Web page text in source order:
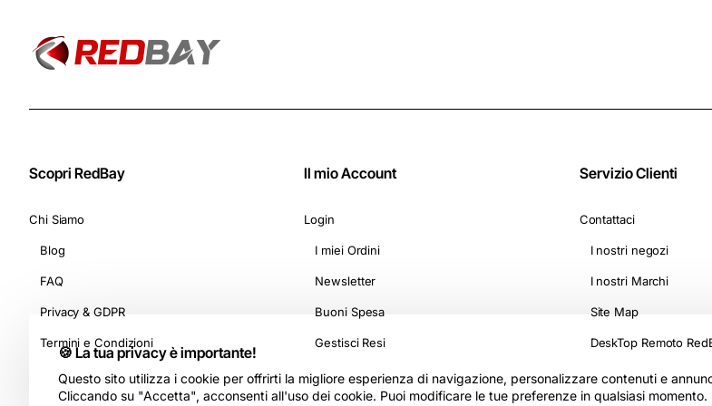
🍪 La tua privacy è importante!
Questo sito utilizza i cookie per offrirti la migliore esperienza di navigazione, personalizzare contenuti e
Cliccando su "Accetta", acconsenti all'uso dei cookie. Puoi modificare le tue preferenze in qualsiasi momento.
Scopri RedBay
Chi Siamo
Blog
FAQ
Privacy & GDPR
Termini e Condizioni
Il mio Account
Login
I miei Ordini
Newsletter
Buoni Spesa
Gestisci Resi
Servizio Clienti
Contattaci
I nostri negozi
I nostri Marchi
Site Map
DeskTop Remoto